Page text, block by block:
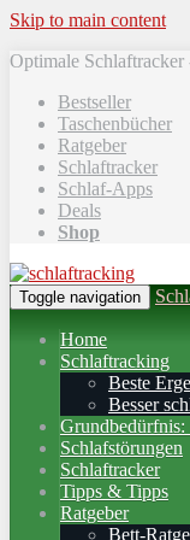
Skip to main content
Optimale
Bestseller
Taschenbücher
Ratgeber
Schlaftracker
Schlaf-Apps
Deals
Shop
Toggle navigation
Home
Schlaftracking
Beste
Besser
Grundbedürfnis:
Schlafstörungen
Schlaftracker
Tipps & Tipps
Ratgeber
Bett-